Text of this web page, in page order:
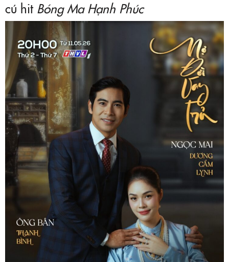
cú hit Bóng Ma Hạnh Phúc